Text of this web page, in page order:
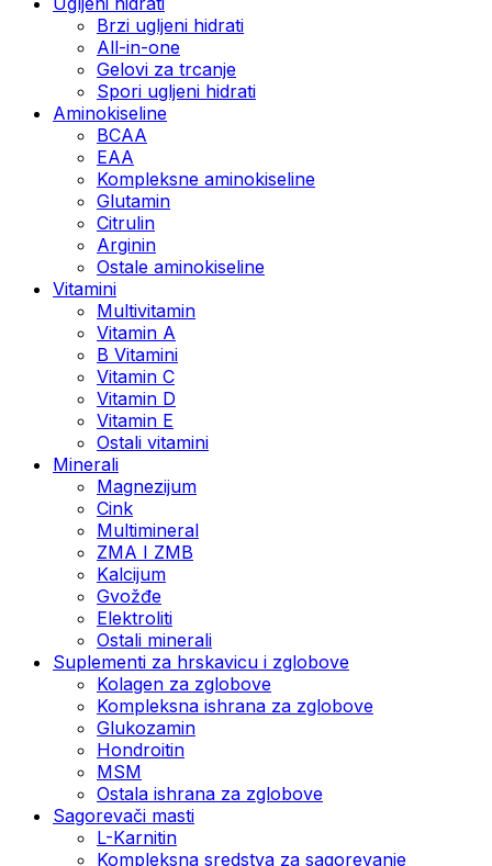
Brzi ugljeni hidrati
All-in-one
Gelovi za trcanje
Spori ugljeni hidrati
Aminokiseline
BCAA
ЕАА
Kompleksne aminokiseline
Glutamin
Citrulin
Arginin
Ostale aminokiseline
Vitamini
Multivitamin
Vitamin A
B Vitamini
Vitamin C
Vitamin D
Vitamin E
Ostali vitamini
Minerali
Magnezijum
Cink
Multimineral
ZMA I ZMB
Kalcijum
Gvožđe
Elektroliti
Ostali minerali
Suplementi za hrskavicu i zglobove
Kolagen za zglobove
Kompleksna ishrana za zglobove
Glukozamin
Hondroitin
MSM
Ostala ishrana za zglobove
Sagorevači masti
L-Karnitin
Kompleksna sredstva za sagorevanje